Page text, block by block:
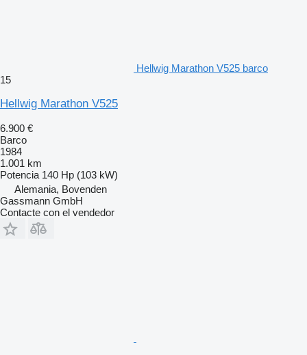
Hellwig Marathon V525 barco
15
Hellwig Marathon V525
6.900 €
Barco
1984
1.001 km
Potencia 140 Hp (103 kW)
Alemania, Bovenden
Gassmann GmbH
Contacte con el vendedor